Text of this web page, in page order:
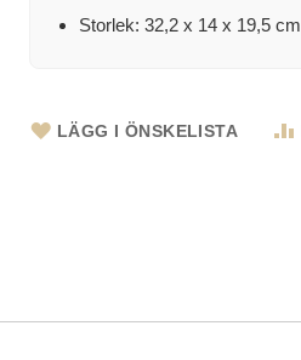
Storlek: 32,2 x 14 x 19,5 cm
LÄGG I ÖNSKELISTA